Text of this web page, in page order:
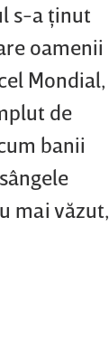
s-a ţinut
oamenii
Mondial,
de
banii
mai văzut,